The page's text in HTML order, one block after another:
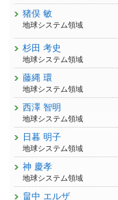
猪俣 敏
地球システム領域
杉田 考史
地球システム領域
藤縄 環
地球システム領域
西澤 智明
地球システム領域
日暮 明子
地球システム領域
神 慶孝
地球システム領域
畠中 エルザ